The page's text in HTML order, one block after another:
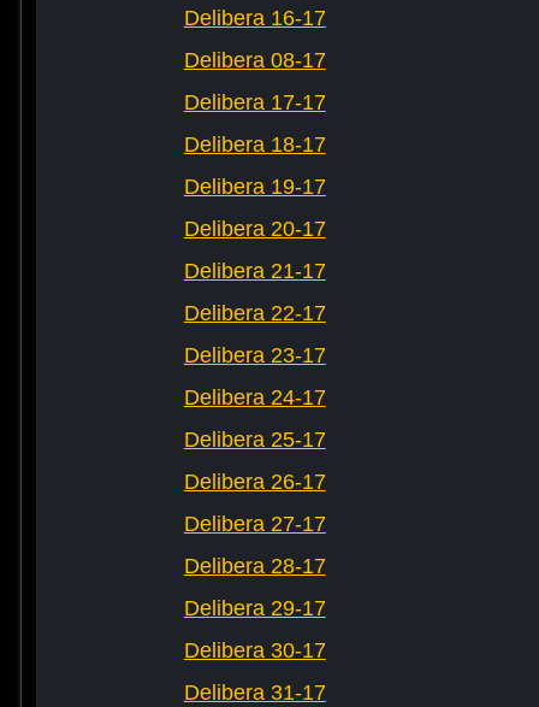
Delibera 16-17
Delibera 08-17
Delibera 17-17
Delibera 18-17
Delibera 19-17
Delibera 20-17
Delibera 21-17
Delibera 22-17
Delibera 23-17
Delibera 24-17
Delibera 25-17
Delibera 26-17
Delibera 27-17
Delibera 28-17
Delibera 29-17
Delibera 30-17
Delibera 31-17